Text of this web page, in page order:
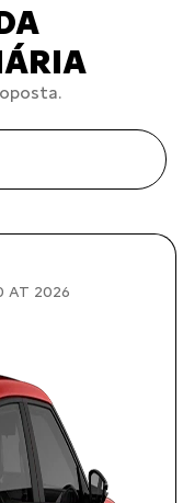
AT 2026